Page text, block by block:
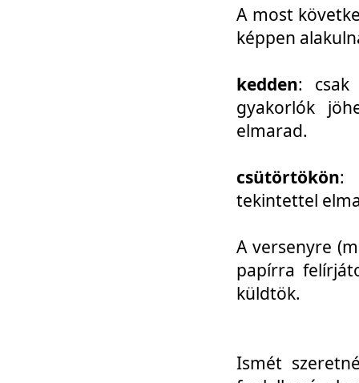
A most
képpen
kedden: csak
gyakorlók
elmarad.
csütörtökön:
tekintettel
A versenyre
papírra
küldtök.
Ismét